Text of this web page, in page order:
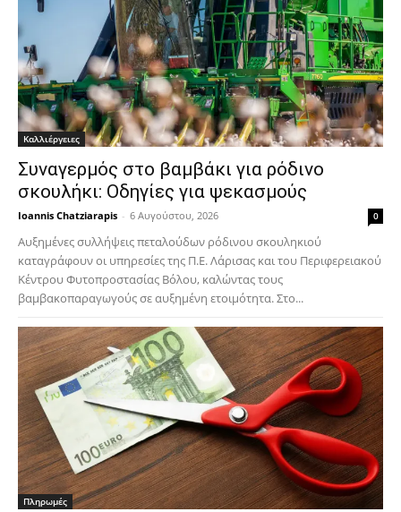
Καλλιέργειες
Συναγερμός στο βαμβάκι για ρόδινο
σκουλήκι: Οδηγίες για ψεκασμούς
Ioannis Chatziarapis - 6 Αυγούστου, 2026 0
Αυξημένες συλλήψεις πεταλούδων ρόδινου σκουληκιού
καταγράφουν οι υπηρεσίες της Π.Ε. Λάρισας και του Περιφερειακού
Κέντρου Φυτοπροστασίας Βόλου, καλώντας τους
βαμβακοπαραγωγούς σε αυξημένη ετοιμότητα. Στο...
Πληρωμές